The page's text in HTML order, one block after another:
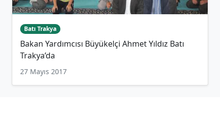
Batı Trakya
Bakan Yardımcısı Büyükelçi Ahmet Yıldız Batı
Trakya’da
27 Mayıs 2017